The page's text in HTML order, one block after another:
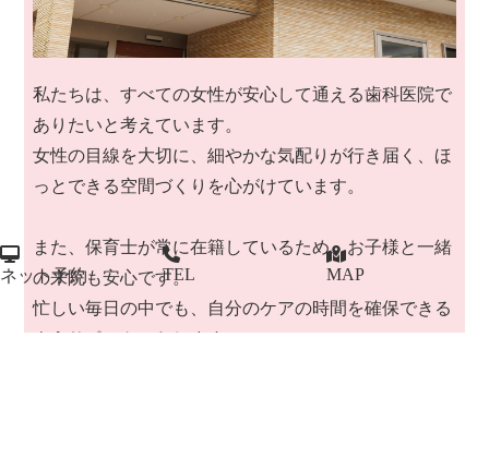
ネット予約 TEL MAP
私たちは、すべての女性が安心して通える歯科医院で
ありたいと考えています。
女性の目線を大切に、細やかな気配りが行き届く、ほ
っとできる空間づくりを心がけています。
また、保育士が常に在籍しているため、お子様と一緒
の来院も安心です。
忙しい毎日の中でも、自分のケアの時間を確保できる
ようサポートいたします。